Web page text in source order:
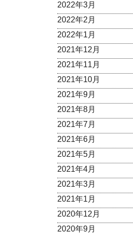
2022年3月
2022年2月
2022年1月
2021年12月
2021年11月
2021年10月
2021年9月
2021年8月
2021年7月
2021年6月
2021年5月
2021年4月
2021年3月
2021年1月
2020年12月
2020年9月